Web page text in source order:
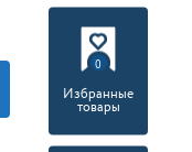
0
Избранные
товары